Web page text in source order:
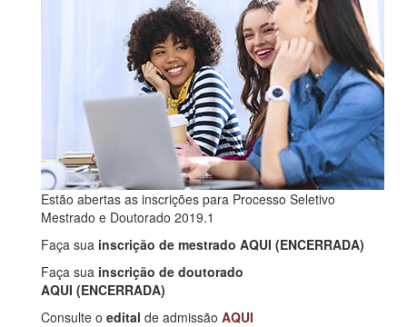
Estão abertas as inscrições para Processo Seletivo
Mestrado e Doutorado 2019.1
Faça sua inscrição de mestrado AQUI (ENCERRADA)
Faça sua inscrição de doutorado
AQUI (ENCERRADA)
Consulte o edital de admissão AQUI